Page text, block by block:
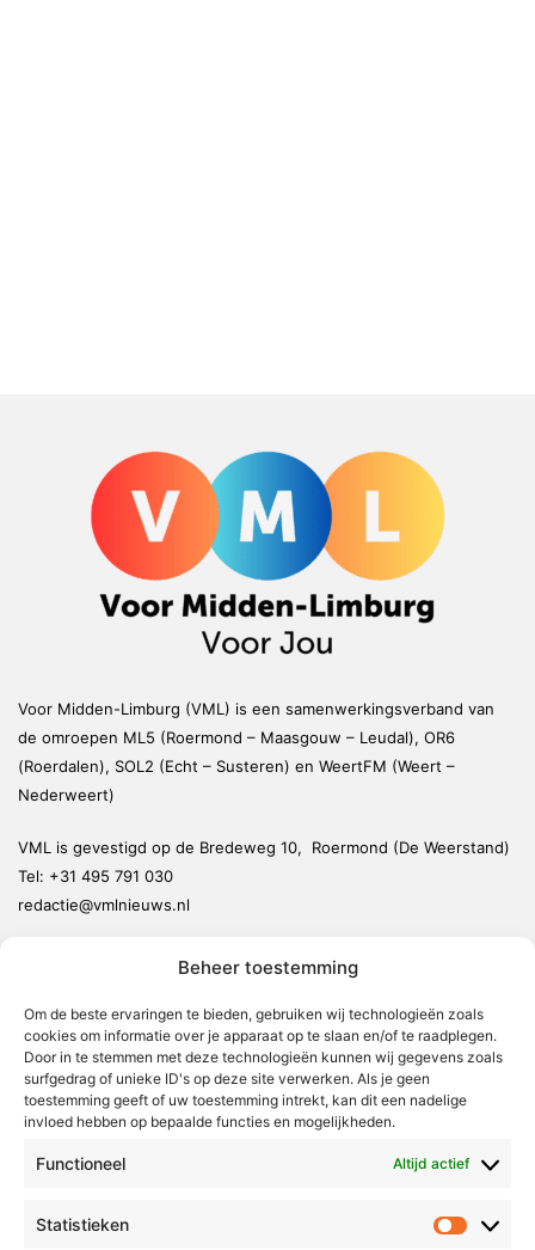
Beheer toestemming
Om de beste ervaringen te bieden, gebruiken wij technologieën zoals
cookies om informatie over je apparaat op te slaan en/of te raadplegen.
Door in te stemmen met deze technologieën kunnen wij gegevens zoals
surfgedrag of unieke ID's op deze site verwerken. Als je geen
toestemming geeft of uw toestemming intrekt, kan dit een nadelige
invloed hebben op bepaalde functies en mogelijkheden.
Functioneel Altijd actief
Statistieken
Voor Midden-Limburg (VML) is een samenwerkingsverband van
de omroepen ML5 (Roermond – Maasgouw – Leudal), OR6
(Roerdalen), SOL2 (Echt – Susteren) en WeertFM (Weert –
Nederweert)
VML is gevestigd op de Bredeweg 10, Roermond (De Weerstand)
Tel: +31 495 791 030
redactie@vmlnieuws.nl
Nederweert
Leudal
Maasgouw
Echt-Susteren
Roerdalen